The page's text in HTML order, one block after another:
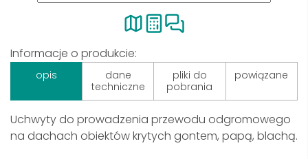
Informacje o produkcie:
opis
dane
techniczne
pliki do
pobrania
powiązane
Uchwyty do prowadzenia przewodu odgromowego
na dachach obiektów krytych gontem, papą, blachą.